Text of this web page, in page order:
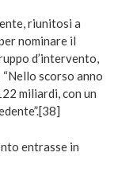
riunitosi a
nominare il
d’intervento,
“Nello scorso anno
miliardi, con un
entrasse in